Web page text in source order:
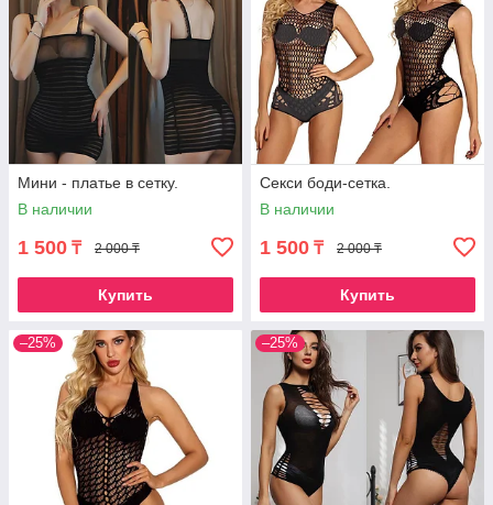
Мини - платье в сетку.
В наличии
1 500 ₸ 2 000 ₸
Купить
Секси боди-сетка.
В наличии
1 500 ₸ 2 000 ₸
Купить
–25% –25%